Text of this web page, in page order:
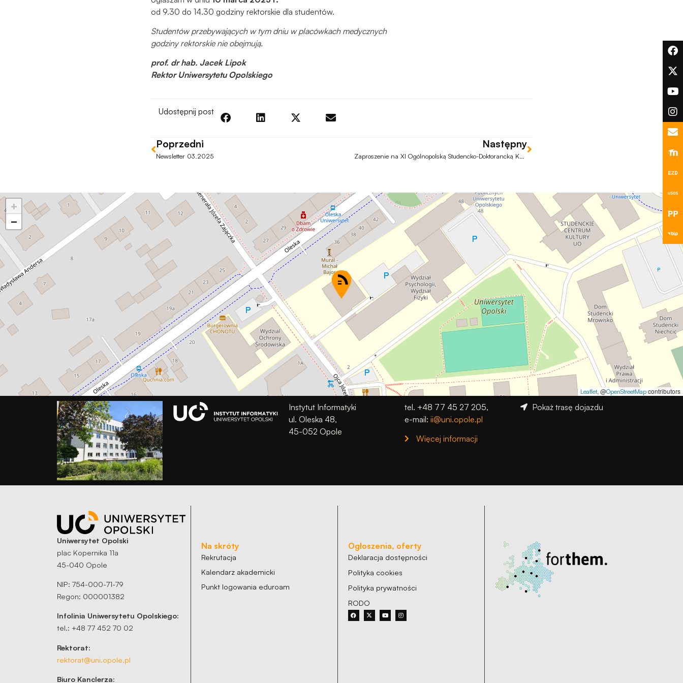
od 9.30 do 14.30 godziny rektorskie dla studentów.
Studentów przebywających w tym dniu w placówkach medycznych
godziny rektorskie nie obejmują.
prof. dr hab. Jacek Lipok
Rektor Uniwersytetu Opolskiego
Udostępnij post
Poprzedni
Newsletter 03.2025
Następny
+
−
Leaflet, @OpenStreetMap contributors
Instytut Informatyki
ul. Oleska 48,
45-052 Opole
tel. +48 77 45 27 205,
e-mail: ii@uni.opole.pl
Więcej informacji
Pokaż trasę dojazdu
Uniwersytet Opolski
plac Kopernika 11a
45-040 Opole
NIP: 754-000-71-79
Regon: 000001382
Infolinia Uniwersytetu Opolskiego:
tel.: +48 77 452 70 02
Rektorat:
rektorat@uni.opole.pl
Biuro Kanclerza:
Na skróty
Rekrutacja
Kalendarz akademicki
Punkt logowania eduroam
Ogłoszenia, oferty
Deklaracja dostępności
Polityka cookies
Polityka prywatności
RODO
działała jak
swoje
zainteresowania i
zachowania
podczas
odwiedzania naszej
strony, zwiększasz
szansę na
zobaczenie
spersonalizowanych
treści i ofert.